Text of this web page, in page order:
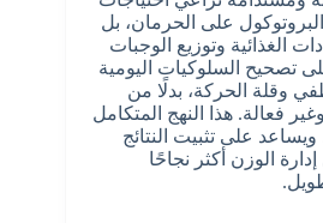
على الحرمان، بل
الغذائية وتوزيع الوجبات
السلوكيات اليومية
وقلة الحركة، بدلًا من
فعالة. هذا النهج المتكامل
على تثبيت النتائج
الوزن أكثر نجاحًا